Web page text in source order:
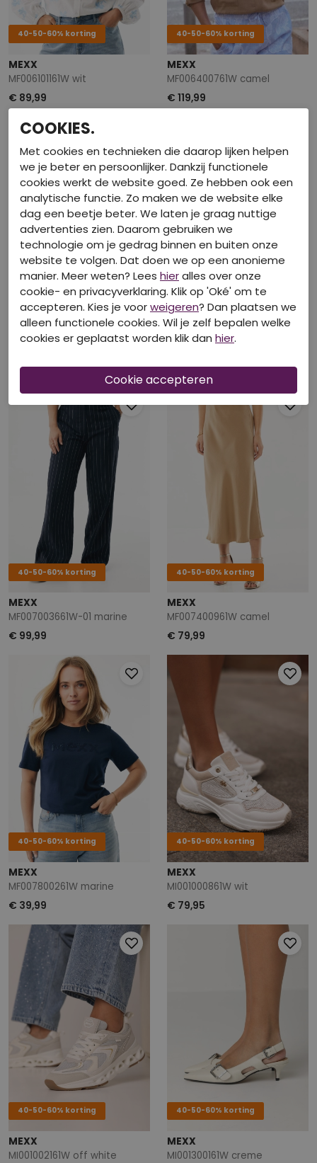
40-50-60% korting
MEXX
MF006101161W wit
€ 89,99
40-50-60% korting
MEXX
MF006400761W camel
€ 119,99
40-50-60% korting
MEXX
MF006600761W off white
€ 59,99
40-50-60% korting
MEXX
MF007000261W off white
€ 79,99
40-50-60% korting
MEXX
MF007003661W-01 marine
€ 99,99
40-50-60% korting
MEXX
MF007400961W camel
€ 79,99
40-50-60% korting
MEXX
MF007800261W marine
€ 39,99
40-50-60% korting
MEXX
MI001000861W wit
€ 79,95
40-50-60% korting
MEXX
MI001002161W off white
40-50-60% korting
MEXX
MI001300161W creme
COOKIES.
Met cookies en technieken die daarop lijken helpen
we je beter en persoonlijker. Dankzij functionele
cookies werkt de website goed. Ze hebben ook een
analytische functie. Zo maken we de website elke
dag een beetje beter. We laten je graag nuttige
advertenties zien. Daarom gebruiken we
technologie om je gedrag binnen en buiten onze
website te volgen. Dat doen we op een anonieme
manier. Meer weten? Lees hieralles over onze
cookie- en privacyverklaring. Klik op 'Oké' om te
accepteren. Kies je voorweigeren? Dan plaatsen we
alleen functionele cookies. Wil je zelf bepalen welke
cookies er geplaatst worden klik dan hier.